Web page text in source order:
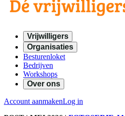
Vrijwilligers
Organisaties
Besturenloket
Bedrijven
Workshops
Over ons
Account aanmakenLog in